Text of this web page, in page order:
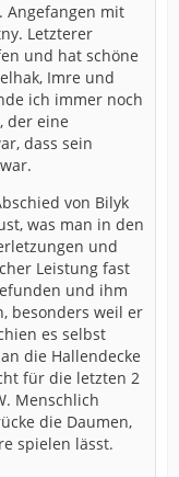
Angefangen mit
Letzterer
und hat schöne
Imre und
ich immer noch
der eine
dass sein
von Bilyk
was man in den
und
Leistung fast
und ihm
besonders weil er
es selbst
die Hallendecke
für die letzten 2
Menschlich
die Daumen,
spielen lässt.